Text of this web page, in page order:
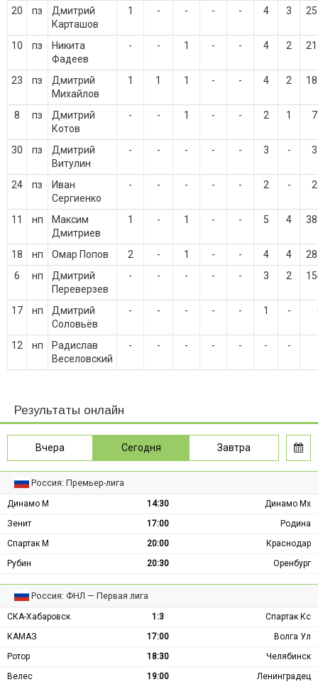
20 пз
Дмитрий
Карташов
1 - - - - 4 3
10 пз
Никита
Фадеев
- - 1 - - 4 2
23 пз
Дмитрий
Михайлов
1 1 1 - - 4 2
8 пз
Дмитрий
Котов
- - 1 - - 2 1
30 пз
Дмитрий
Витулин
- - - - - 3 -
24 пз
Иван
Сергиенко
- - - - - 2 -
11 нп
Максим
Дмитриев
1 - 1 - - 5 4
18 нп Омар Попов 2 - 1 - - 4 4
6
нп
Дмитрий
Переверзев
- - - - - 3 2
17 нп
Дмитрий
Соловьёв
- - - - - 1 -
12 нп
Радислав
Веселовский
- - - - - - -
Результаты онлайн
Вчера Сегодня Завтра
Россия: Премьер-лига
Динамо М 14:30
Динамо Мх
Зенит
17:00
Родина
Спартак М
20:00
Краснодар
Рубин
20:30 Оренбург
Россия: ФНЛ — Первая лига
СКА-Хабаровск 1:3
Спартак Кс
КАМАЗ
17:00
Волга Ул
Ротор
18:30
Челябинск
Велес
19:00 Ленинградец